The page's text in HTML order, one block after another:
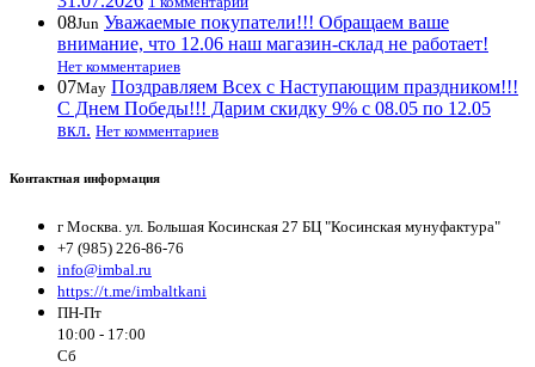
08Jun Уважаемые покупатели!!! Обращаем ваше
внимание, что 12.06 наш магазин-склад не работает!
Нет комментариев
07May Поздравляем Всех с Наступающим праздником!!!
С Днем Победы!!! Дарим скидку 9% с 08.05 по 12.05
вкл. Нет комментариев
Контактная информация
г Москва. ул. Большая Косинская 27 БЦ "Косинская мунуфактура"
+7 (985) 226-86-76
info@imbal.ru
https://t.me/imbaltkani
ПН-Пт
10:00 - 17:00
Сб